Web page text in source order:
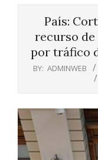
País:
recurso
por tráfico
BY: ADMINWEB